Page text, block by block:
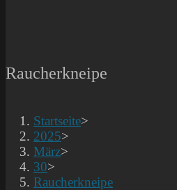
Raucherkneipe
Startseite>
2025>
März>
30>
Raucherkneipe